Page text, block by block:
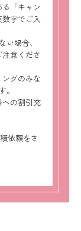
る「キャン
字でご入
場合、
意くださ
グのみな
。
の割引充
依頼をさ